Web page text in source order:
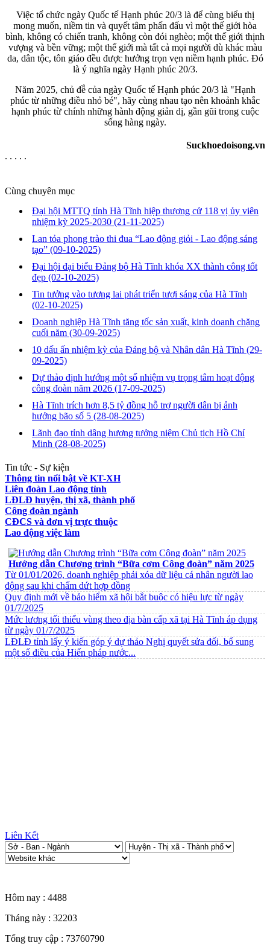
Việc tổ chức ngày Quốc tế Hạnh phúc 20/3 là để cùng biểu thị
mong muốn, niềm tin và quyết tâm phấn đấu vì một thế giới hòa
bình, không có chiến tranh, không còn đói nghèo; một thế giới thịnh
vượng và bền vững; một thế giới mà tất cả mọi người dù khác màu
da, dân tộc, tôn giáo đều được hưởng trọn vẹn niềm hạnh phúc. Đó
là ý nghĩa ngày Hạnh phúc 20/3.
Năm 2025, chủ đề̀ của ngày Quốc tế Hạnh phúc 20/3 là "Hạnh
phúc từ những điều nhỏ bé", hãy cùng nhau tạo nên khoảnh khắc
hạnh phúc từ chính những hành động giản dị, gần gũi trong cuộc
sống hàng ngày.
Suckhoedoisong.vn
. . . . .
Cùng chuyên mục
Đại hội MTTQ tỉnh Hà Tĩnh hiệp thương cử 118 vị ủy viên
nhiệm kỳ 2025-2030 (21-11-2025)
Lan tỏa phong trào thi đua “Lao động giỏi - Lao động sáng
tạo” (09-10-2025)
Đại hội đại biểu Đảng bộ Hà Tĩnh khóa XX thành công tốt
đẹp (02-10-2025)
Tin tưởng vào tương lai phát triển tươi sáng của Hà Tĩnh
(02-10-2025)
Doanh nghiệp Hà Tĩnh tăng tốc sản xuất, kinh doanh chặng
cuối năm (30-09-2025)
10 dấu ấn nhiệm kỳ của Đảng bộ và Nhân dân Hà Tĩnh (29-
09-2025)
Dự thảo định hướng một số nhiệm vụ trọng tâm hoạt động
công đoàn năm 2026 (17-09-2025)
Hà Tĩnh trích hơn 8,5 tỷ đồng hỗ trợ người dân bị ảnh
hưởng bão số 5 (28-08-2025)
Lãnh đạo tỉnh dâng hương tưởng niệm Chủ tịch Hồ Chí
Minh (28-08-2025)
Tin tức - Sự kiện
Thông tin nổi bật về KT-XH
Liên đoàn Lao động tỉnh
LĐLĐ huyện, thị xã, thành phố
Công đoàn ngành
CĐCS và đơn vị trực thuộc
Lao động việc làm
Hướng dẫn Chương trình “Bữa cơm Công đoàn” năm 2025
Từ 01/01/2026, doanh nghiệp phải xóa dữ liệu cá nhân người lao
động sau khi chấm dứt hợp đồng
Quy định mới về bảo hiểm xã hội bắt buộc có hiệu lực từ ngày
01/7/2025
Mức lương tối thiểu vùng theo địa bàn cấp xã tại Hà Tĩnh áp dụng
từ ngày 01/7/2025
LĐLĐ tỉnh lấy ý kiến góp ý dự thảo Nghị quyết sửa đổi, bổ sung
một số điều của Hiến pháp nước...
Liên Kết
Hôm nay : 4488
Tháng này : 32203
Tổng truy cập : 73760790